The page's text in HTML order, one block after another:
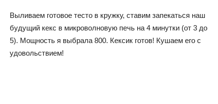
Выливаем готовое тесто в кружку, ставим запекаться наш
будущий кекс в микроволновую печь на 4 минутки (от 3 до
5). Мощность я выбрала 800. Кексик готов! Кушаем его с
удовольствием!